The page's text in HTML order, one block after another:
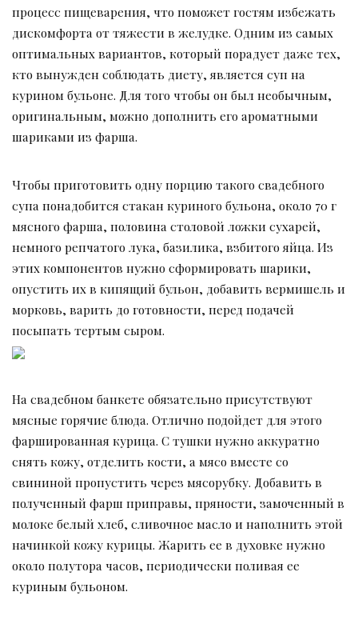
процесс пищеварения, что поможет гостям избежать
дискомфорта от тяжести в желудке. Одним из самых
оптимальных вариантов, который порадует даже тех,
кто вынужден соблюдать диету, является суп на
курином бульоне. Для того чтобы он был необычным,
оригинальным, можно дополнить его ароматными
шариками из фарша.
Чтобы приготовить одну порцию такого свадебного
супа понадобится стакан куриного бульона, около 70 г
мясного фарша, половина столовой ложки сухарей,
немного репчатого лука, базилика, взбитого яйца. Из
этих компонентов нужно сформировать шарики,
опустить их в кипящий бульон, добавить вермишель и
морковь, варить до готовности, перед подачей
посыпать тертым сыром.
На свадебном банкете обязательно присутствуют
мясные горячие блюда. Отлично подойдет для этого
фаршированная курица. С тушки нужно аккуратно
снять кожу, отделить кости, а мясо вместе со
свининой пропустить через мясорубку. Добавить в
полученный фарш приправы, пряности, замоченный в
молоке белый хлеб, сливочное масло и наполнить этой
начинкой кожу курицы. Жарить ее в духовке нужно
около полутора часов, периодически поливая ее
куриным бульоном.